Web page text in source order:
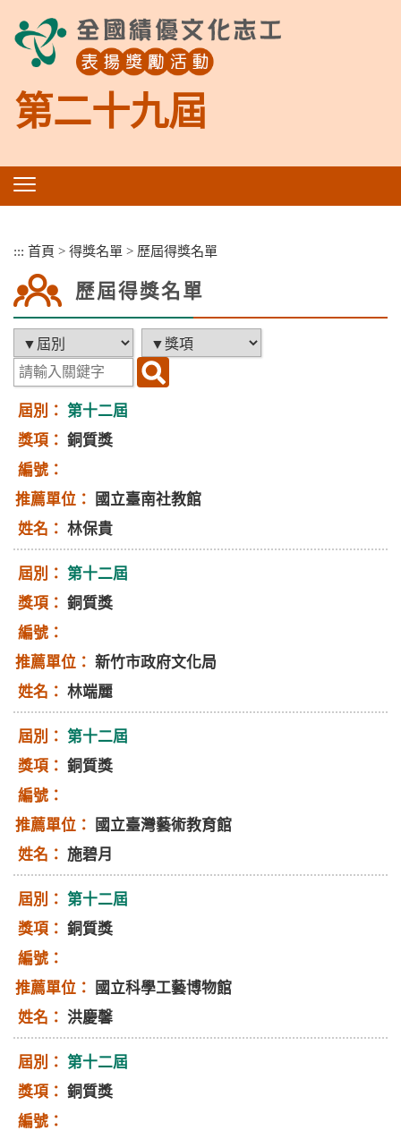
第二十九屆
::: 首頁 > 得獎名單 > 歷屆得獎名單
歷屆得獎名單
第十二屆
銅質獎
國立臺南社教館
林保貴
第十二屆
銅質獎
新竹市政府文化局
林端麗
第十二屆
銅質獎
國立臺灣藝術教育館
施碧月
第十二屆
銅質獎
國立科學工藝博物館
洪慶馨
第十二屆
銅質獎